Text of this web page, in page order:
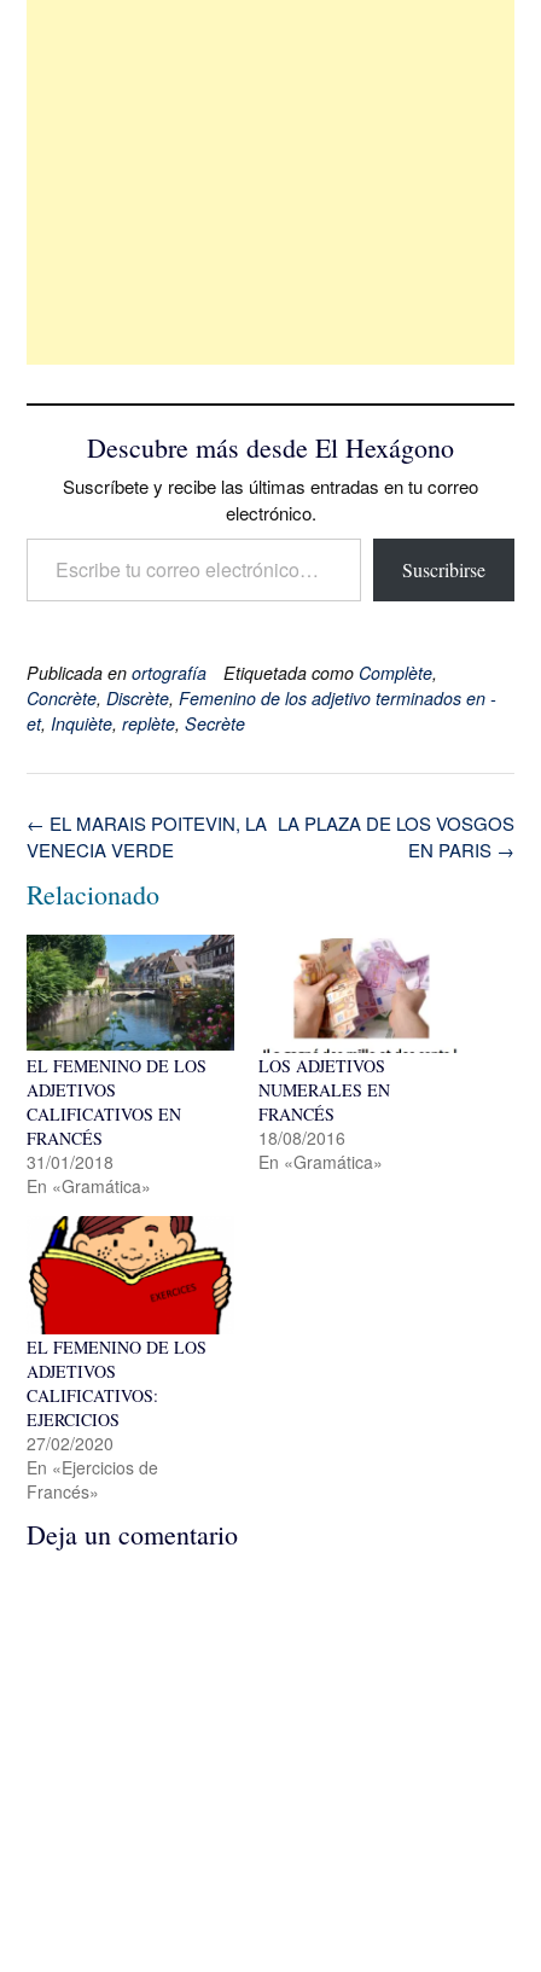
Descubre más desde El Hexágono
Suscríbete y recibe las últimas entradas en tu correo
electrónico.
Escribe tu correo electrónico…
Suscribirse
Publicada en ortografía Etiquetada como Complète,
Concrète, Discrète, Femenino de los adjetivo terminados en -
et, Inquiète, replète, Secrète
Navegación
de
entrada
LA PLAZA DE LOS VOSGOS
EN PARIS →
← EL MARAIS POITEVIN, LA
VENECIA VERDE
Relacionado
EL FEMENINO DE LOS
ADJETIVOS
CALIFICATIVOS EN
FRANCÉS
31/01/2018
En «Gramática»
LOS ADJETIVOS
NUMERALES EN
FRANCÉS
18/08/2016
En «Gramática»
EL FEMENINO DE LOS
ADJETIVOS
CALIFICATIVOS:
EJERCICIOS
27/02/2020
En «Ejercicios de
Francés»
Deja un comentario